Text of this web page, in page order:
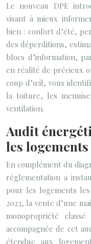
Le nouveau DPE
visant à mieux
bien : confort d’été,
des déperditions,
blocs d’information,
en réalité de précieux
coup d’œil, vous
la toiture, les
ventilation.
Audit
les logements
En complément du
réglementation a
pour les logements
2023, la vente d’une
monopropriété
accompagnée de cet
étendue aux